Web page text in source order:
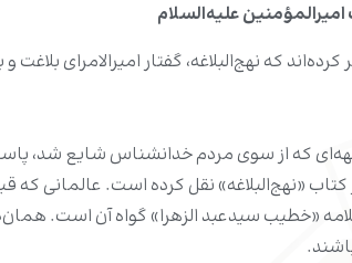
امیرالمؤمنین علیه‌السلام
که نهج‌البلاغه، گفتار امیرالامرای
که از سوی مردم خدانشناس شایع شد،
«نهج‌البلاغه» نقل کرده است. عالمانی که
علامه «خطیب سیدعبد الزهرا» گواه آن است.